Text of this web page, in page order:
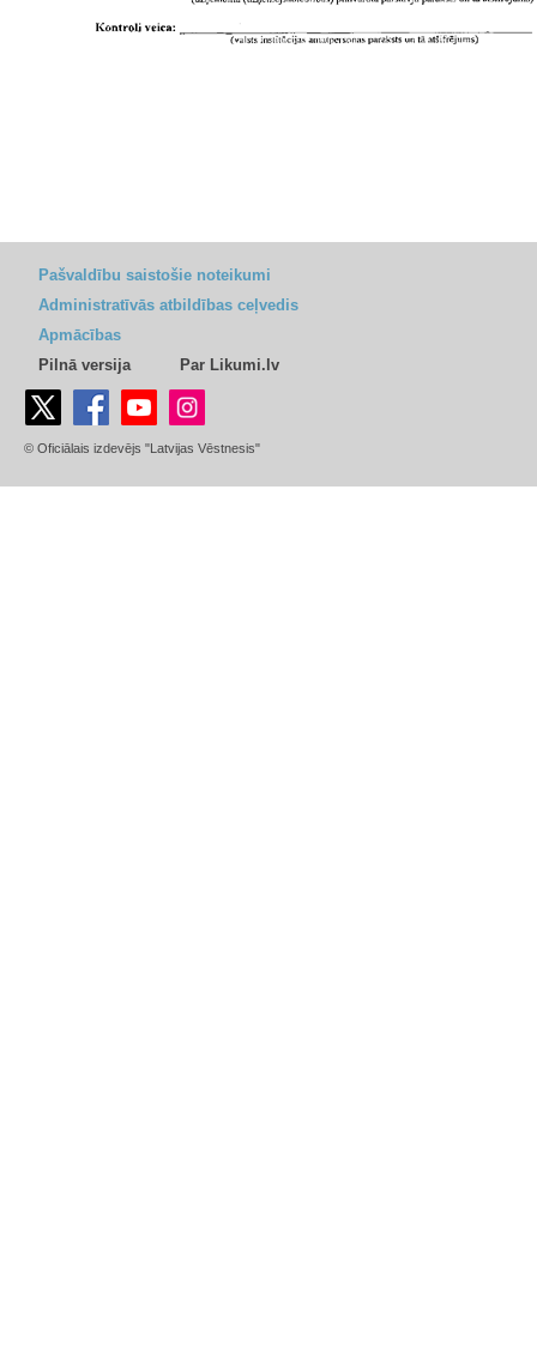
Pašvaldību saistošie noteikumi
Administratīvās atbildības ceļvedis
Apmācības
Pilnā versija
Par Likumi.lv
© Oficiālais izdevējs "Latvijas Vēstnesis"